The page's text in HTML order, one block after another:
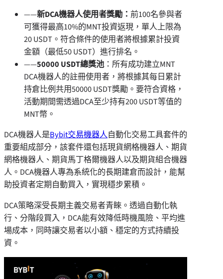
——新DCA機器人使用者獎勵： 前100名參與者
可獲得最高10%的MNT投資返現，單人上限為
20 USDT。符合條件的使用者將根據累計投資
金額（最低50 USDT）進行排名。
——50000 USDT總獎池：所有成功建立MNT
DCA機器人的註冊使用者，將根據其每日累計
持倉比例共用50000 USDT獎勵。要符合資格，
活動期間需透過DCA至少持有200 USDT等值的
MNT幣。
DCA機器人是Bybit交易機器人自動化交易工具套件的
重要組成部分，該套件還包括現貨網格機器人、期貨
網格機器人、期貨馬丁格爾機器人以及期貨組合機器
人。DCA機器人專為系統化的長期建倉而設計，能幫
助投資者定期自動買入，實現穩步累積。
DCA策略深受長期主義交易者青睞。透過自動化執
行、分階段買入，DCA能有效降低時機風險、平均進
場成本，同時讓交易者以小額、穩定的方式持續投
資。